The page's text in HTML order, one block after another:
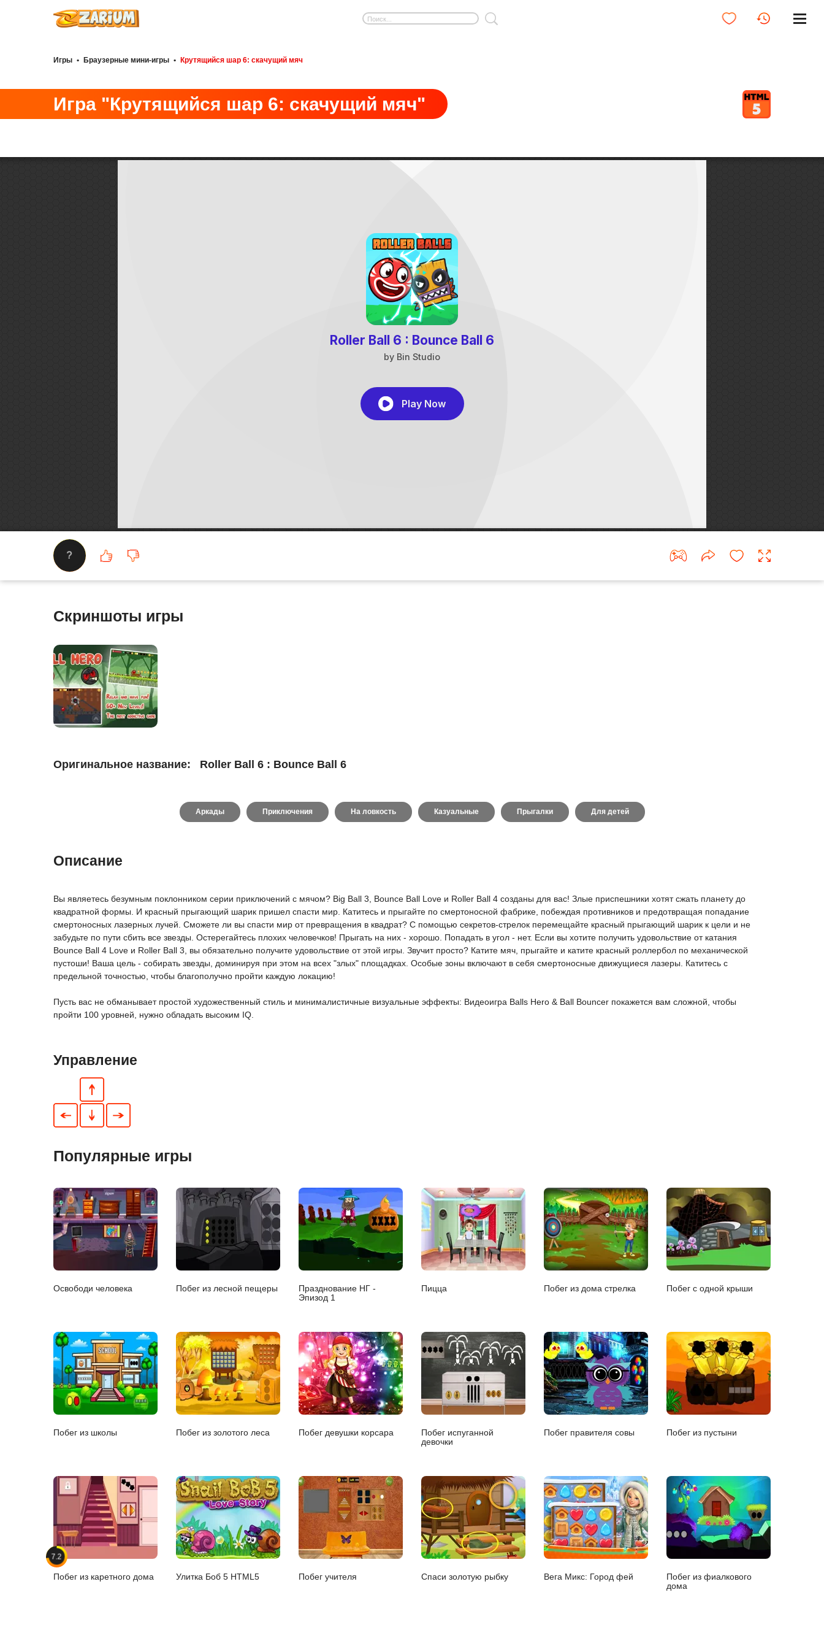
Игры • Браузерные мини-игры • Крутящийся шар 6: скачущий мяч
Игра "Крутящийся шар 6: скачущий мяч"
?
Скриншоты игры
Оригинальное название: Roller Ball 6 : Bounce Ball 6
Аркады Приключения На ловкость Казуальные Прыгалки Для детей
Описание
Вы являетесь безумным поклонником серии приключений с мячом? Big Ball 3, Bounce Ball Love и Roller Ball 4 созданы для вас! Злые приспешники хотят сжать планету до
квадратной формы. И красный прыгающий шарик пришел спасти мир. Катитесь и прыгайте по смертоносной фабрике, побеждая противников и предотвращая попадание
смертоносных лазерных лучей. Сможете ли вы спасти мир от превращения в квадрат? С помощью секретов-стрелок перемещайте красный прыгающий шарик к цели и не
забудьте по пути сбить все звезды. Остерегайтесь плохих человечков! Прыгать на них - хорошо. Попадать в угол - нет. Если вы хотите получить удовольствие от катания
Bounce Ball 4 Love и Roller Ball 3, вы обязательно получите удовольствие от этой игры. Звучит просто? Катите мяч, прыгайте и катите красный роллербол по механической
пустоши! Ваша цель - собирать звезды, доминируя при этом на всех "злых" площадках. Особые зоны включают в себя смертоносные движущиеся лазеры. Катитесь с
предельной точностью, чтобы благополучно пройти каждую локацию!
Пусть вас не обманывает простой художественный стиль и минималистичные визуальные эффекты: Видеоигра Balls Hero & Ball Bouncer покажется вам сложной, чтобы
пройти 100 уровней, нужно обладать высоким IQ.
Управление
Популярные игры
Освободи человека Побег из лесной пещеры
Празднование НГ -
Эпизод 1
Пицца Побег из дома стрелка Побег с одной крыши
Побег из школы Побег из золотого леса Побег девушки корсара
Побег испуганной
девочки
Побег правителя совы Побег из пустыни
7.2
Побег из каретного дома Улитка Боб 5 HTML5 Побег учителя Спаси золотую рыбку Вега Микс: Город фей
Побег из фиалкового
дома